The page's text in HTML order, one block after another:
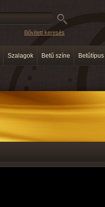
Szalagok Betű színe Betűtípus
Bővített keresés